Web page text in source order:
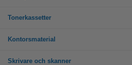
Tonerkassetter
Kontorsmaterial
Skrivare och skanner